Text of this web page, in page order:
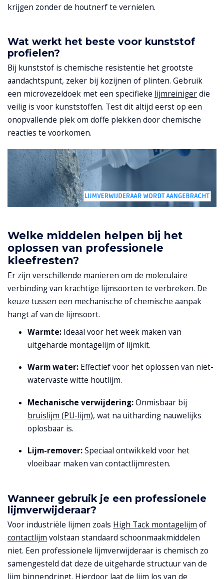
krijgen zonder de houtnerf te vernielen.
Wat werkt het beste voor kunststof
profielen?
Bij kunststof is chemische resistentie het grootste
aandachtspunt, zeker bij kozijnen of plinten. Gebruik
een microvezeldoek met een specifieke lijmreinigerdie
veilig is voor kunststoffen. Test dit altijd eerst op een
onopvallende plek om doffe plekken door chemische
reacties te voorkomen.
Welke middelen helpen bij het
oplossen van professionele
kleefresten?
Er zijn verschillende manieren om de moleculaire
verbinding van krachtige lijmsoorten te verbreken. De
keuze tussen een mechanische of chemische aanpak
hangt af van de lijmsoort.
Warmte: Ideaal voor het week maken van
uitgeharde montagelijm of lijmkit.
Warm water: Effectief voor het oplossen van niet-
watervaste witte houtlijm.
Mechanische verwijdering:Onmisbaar bij
bruislijm (PU-lijm), wat na uitharding nauwelijks
oplosbaar is.
Lijm-remover:Speciaal ontwikkeld voor het
vloeibaar maken van contactlijmresten.
Wanneer gebruik je een professionele
lijmverwijderaar?
Voor industriële lijmen zoals High Tack montagelijm of
contactlijm volstaan standaard schoonmaakmiddelen
niet. Een professionele lijmverwijderaar is chemisch zo
samengesteld dat deze de uitgeharde structuur van de
lijm binnendringt. Hierdoor laat de lijm los van de